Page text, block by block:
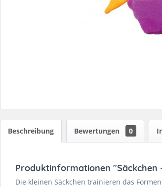
Beschreibung Bewertungen 0
Produktinformationen "Säckchen
Die kleinen Säckchen trainieren das